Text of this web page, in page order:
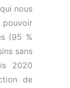
nous
(95 %
sans
2020
de